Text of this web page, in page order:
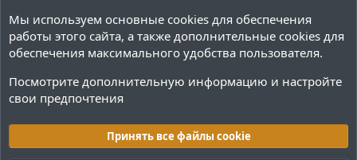
Cookies Тёмная (2020)
Русский (RU)
Мы используем основные cookies для обеспечения
работы этого сайта, а также дополнительные cookies для
обеспечения максимального удобства пользователя.
Посмотрите дополнительную информацию и настройте
свои предпочтения
Принять все файлы cookie